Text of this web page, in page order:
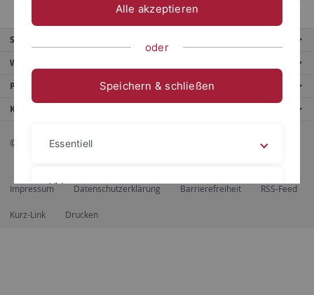
Service
Weitere Angebote
Portale
Kontaktinfo
© 2026 Eberhard Karls Universität Tübingen, Tübingen
Impressum Datenschutzerklärung Barrierefreiheit RSS-Feed
Kurz-Link Drucken
Alle akzeptieren
oder
Speichern & schließen
Essentiell
Videos